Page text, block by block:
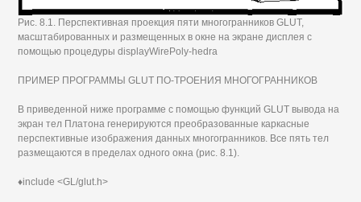
Рис. 8.1. Перспективная проекция пяти многогранников GLUT,
масштабированных и размещенных в окне на экране дисплея с
помощью процедуры displayWirePoly-hedra
ПРИМЕР ПРОГРАММЫ GLUT ПО-ТРОЕНИЯ МНОГОГРАННИКОВ
В приведенной ниже программе с помощью функций GLUT вывода на
экран тел Платона генерируются преобразованные каркасные
перспективные изображения данных многогранников. Все пять тел
размещаются в пределах одного окна (рис. 8.1).
♦include <GL/glut.h>